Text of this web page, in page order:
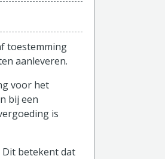
toestemming
aanleveren.
voor het
bij een
is
Dit betekent dat